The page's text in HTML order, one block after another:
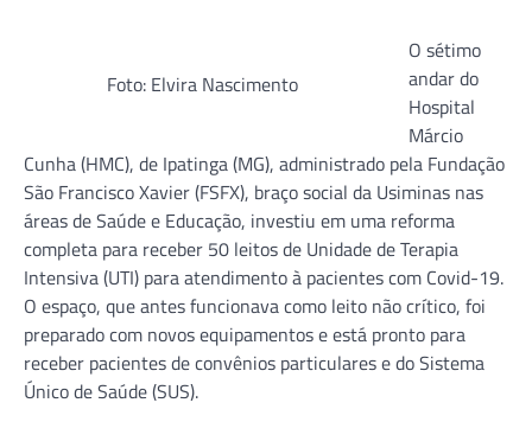
Foto: Elvira Nascimento
O sétimo
andar do
Hospital
Márcio
Cunha (HMC), de Ipatinga (MG), administrado pela Fundação
São Francisco Xavier (FSFX), braço social da Usiminas nas
áreas de Saúde e Educação, investiu em uma reforma
completa para receber 50 leitos de Unidade de Terapia
Intensiva (UTI) para atendimento à pacientes com Covid-19.
O espaço, que antes funcionava como leito não crítico, foi
preparado com novos equipamentos e está pronto para
receber pacientes de convênios particulares e do Sistema
Único de Saúde (SUS).